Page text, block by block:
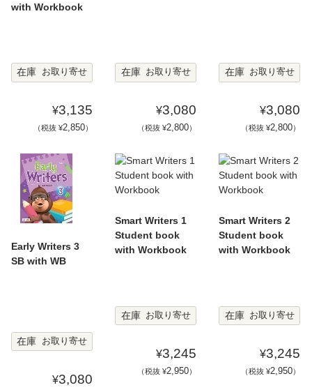
with Workbook
在庫 お取り寄せ
¥3,135
（税抜 ¥2,850）
在庫 お取り寄せ
¥3,080
（税抜 ¥2,800）
在庫 お取り寄せ
¥3,080
（税抜 ¥2,800）
Early Writers 3
SB with WB
在庫 お取り寄せ
¥3,080
Smart Writers 1
Student book
with Workbook
在庫 お取り寄せ
¥3,245
（税抜 ¥2,950）
Smart Writers 2
Student book
with Workbook
在庫 お取り寄せ
¥3,245
（税抜 ¥2,950）